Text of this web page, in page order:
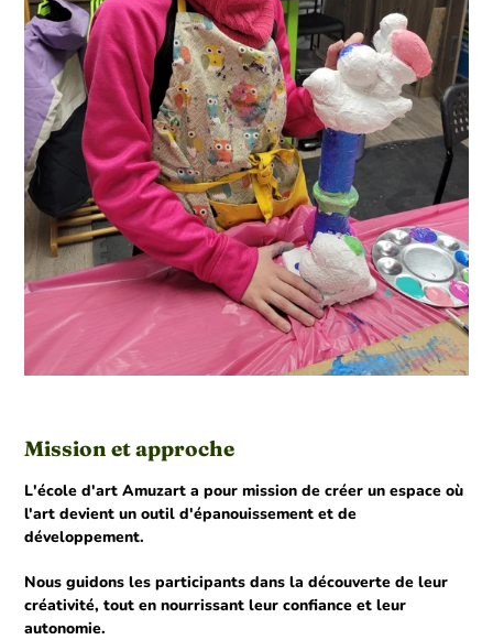
Mission et approche
L'école d'art Amuzart a pour mission de créer un espace où
l'art devient un outil d'épanouissement et de
développement.
Nous guidons les participants dans la découverte de leur
créativité, tout en nourrissant leur confiance et leur
autonomie.